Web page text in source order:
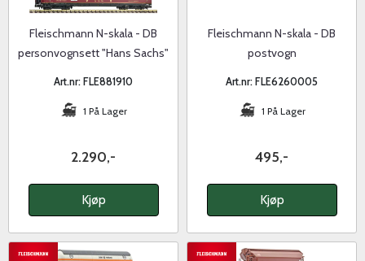
Fleischmann N-skala - DB
personvognsett "Hans Sachs"
Art.nr: FLE881910
1 På Lager
2.290,-
Kjøp
Fleischmann N-skala - DB
postvogn
Art.nr: FLE6260005
1 På Lager
495,-
Kjøp